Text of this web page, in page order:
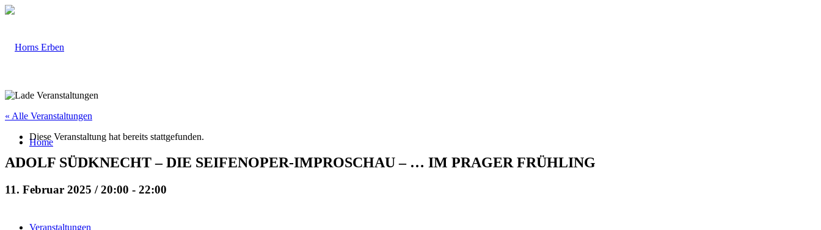
Home
Veranstaltungen
« Alle Veranstaltungen
Diese Veranstaltung hat bereits stattgefunden.
ADOLF SÜDKNECHT – DIE SEIFENOPER-IMPROSCHAU – … IM PRAGER FRÜHLING
11. Februar 2025 / 20:00 - 22:00